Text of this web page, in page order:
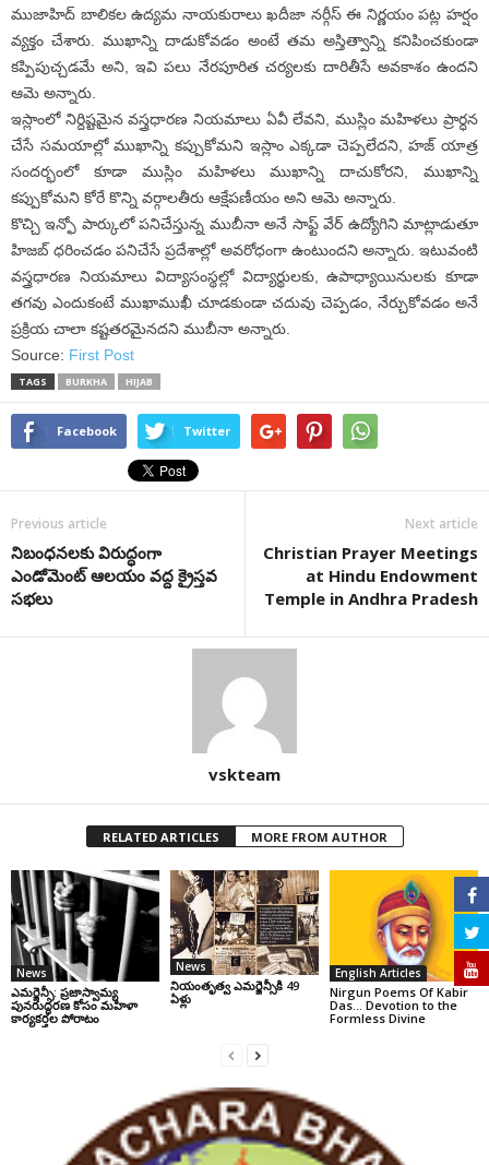
ముజాహిద్ బాలికల ఉద్యమ నాయకురాలు ఖదీజా నర్గీస్ ఈ నిర్ణయం పట్ల హర్షం
వ్యక్తం చేశారు. ముఖాన్ని దాడుకోవడం అంటే తమ అస్తిత్వాన్ని కనిపించకుండా
కప్పిపుచ్చడమే అని, ఇవి పలు నేరపూరిత చర్యలకు దారితీసే అవకాశం ఉందని
ఆమె అన్నారు.
ఇస్లాంలో నిర్దిష్టమైన వస్త్రధారణ నియమాలు ఏవీ లేవని, ముస్లిం మహిళలు ప్రార్ధన
చేసే సమయాల్లో ముఖాన్ని కప్పుకోమని ఇస్లాం ఎక్కడా చెప్పలేదని, హజ్ యాత్ర
సందర్భంలో కూడా ముస్లిం మహిళలు ముఖాన్ని దాచుకోరని, ముఖాన్ని
కప్పుకోమని కోరే కొన్ని వర్గాలతీరు ఆక్షేపణీయం అని ఆమె అన్నారు.
కొచ్చి ఇన్ఫో పార్కులో పనిచేస్తున్న ముబీనా అనే సాఫ్ట్ వేర్ ఉద్యోగిని మాట్లాడుతూ
హిజబ్ ధరించడం పనిచేసే ప్రదేశాల్లో అవరోధంగా ఉంటుందని అన్నారు. ఇటువంటి
వస్త్రధారణ నియమాలు విద్యాసంస్థల్లో విద్యార్థులకు, ఉపాధ్యాయినులకు కూడా
తగవు ఎందుకంటే ముఖాముఖీ చూడకుండా చదువు చెప్పడం, నేర్చుకోవడం అనే
ప్రక్రియ చాలా కష్టతరమైనదని ముబీనా అన్నారు.
Source: First Post
TAGS BURKHA HIJAB
Facebook Twitter
Previous article
నిబంధనలకు విరుద్ధంగా
ఎండోమెంట్ ఆలయం వద్ద క్రైస్తవ
సభలు
Next article
Christian Prayer Meetings
at Hindu Endowment
Temple in Andhra Pradesh
vskteam
RELATED ARTICLES MORE FROM AUTHOR
News
ఎమర్జెన్సీ: ప్రజాస్వామ్య
పునరుద్ధరణ కోసం మహిళా
కార్యకర్తల పోరాటం
News
నియంతృత్వ ఎమర్జెన్సీకి 49
ఏళ్లు
English Articles
Nirgun Poems Of Kabir
Das… Devotion to the
Formless Divine